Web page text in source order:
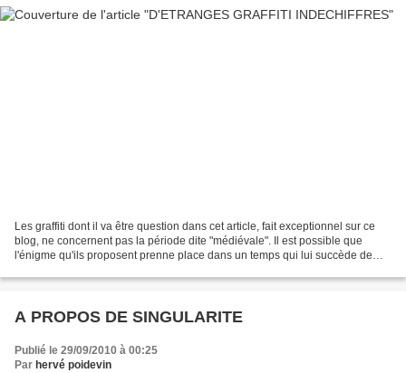
Les graffiti dont il va être question dans cet article, fait exceptionnel sur ce
blog, ne concernent pas la période dite "médiévale". Il est possible que
l'énigme qu'ils proposent prenne place dans un temps qui lui succède de
A PROPOS DE SINGULARITE
Publié le 29/09/2010 à 00:25
Par hervé poidevin